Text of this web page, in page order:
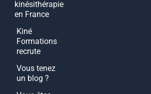
kinésithérapie
en France
Kiné
Formations
recrute
Vous tenez
un blog ?